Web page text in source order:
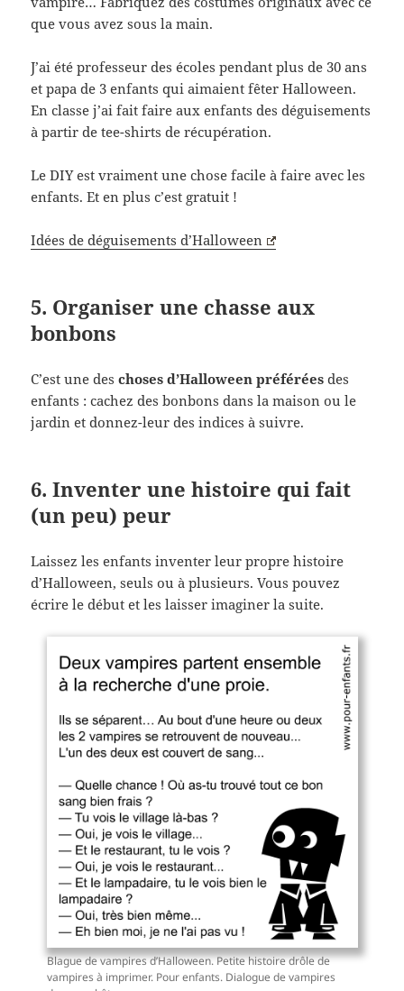
que vous avez sous la main.
J’ai été professeur des écoles pendant plus de 30 ans
et papa de 3 enfants qui aimaient fêter Halloween.
En classe j’ai fait faire aux enfants des déguisements
à partir de tee-shirts de récupération.
Le DIY est vraiment une chose facile à faire avec les
enfants. Et en plus c’est gratuit !
Idées de déguisements d’Halloween
5. Organiser une chasse aux
bonbons
C’est une deschoses d’Halloween préférées des
enfants : cachez des bonbons dans la maison ou le
jardin et donnez-leur des indices à suivre.
6. Inventer une histoire qui fait
(un peu) peur
Laissez les enfants inventer leur propre histoire
d’Halloween, seuls ou à plusieurs. Vous pouvez
écrire le début et les laisser imaginer la suite.
Blague de vampires d’Halloween. Petite histoire drôle de
vampires à imprimer. Pour enfants. Dialogue de vampires